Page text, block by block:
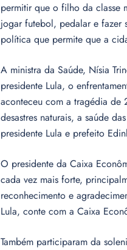
permitir que o filho da classe
jogar futebol, pedalar e fazer
política que permite que a
A ministra da Saúde, Nísia
presidente Lula, o
aconteceu com a tragédia de
desastres naturais, a saúde
presidente Lula e prefeito
O presidente da Caixa
cada vez mais forte,
reconhecimento e
Lula, conte com a Caixa
Também participaram da